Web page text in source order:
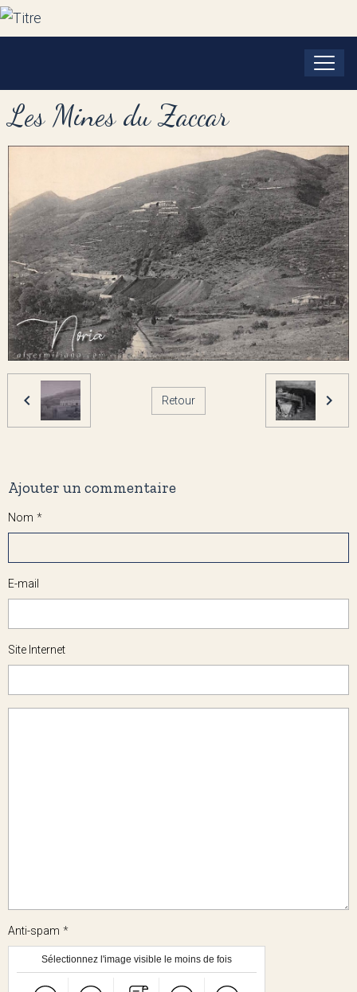
Les Mines du Zaccar
Retour
Ajouter un commentaire
Nom
E-mail
Site Internet
Anti-spam
Sélectionnez l'image visible le moins de fois